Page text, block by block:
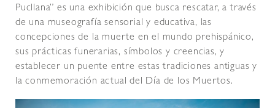
Pucllana” es una exhibición que busca rescatar, a través
de una museografía sensorial y educativa, las
concepciones de la muerte en el mundo prehispánico,
sus prácticas funerarias, símbolos y creencias, y
establecer un puente entre estas tradiciones antiguas y
la conmemoración actual del Día de los Muertos.